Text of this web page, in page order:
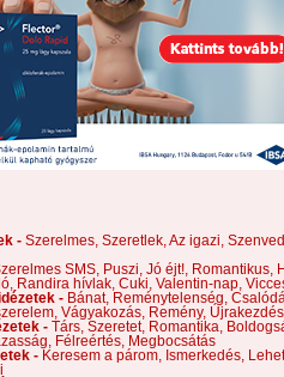
- Szerelmes, Szeretlek, Az igazi,
SMS, Puszi, Jó éjt!, Romantikus,
Randira hívlak, Cuki, Valentin-nap,
- Bánat, Reménytelenség,
Vágyakozás, Remény, Újrakezdés
- Társ, Szeretet, Romantika,
Félreértés,
Megbocsátás
- Keresem a párom, Ismerkedés,